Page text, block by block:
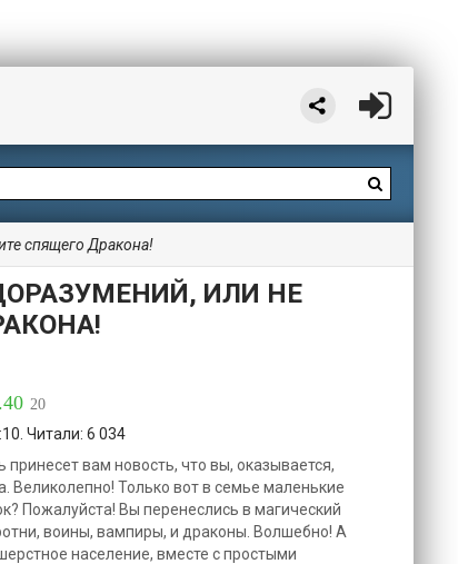
спящего Дракона!
ИЛИ НЕ
20
Читали: 6 034
вам новость, что вы, оказывается,
Великолепно! Только вот в семье маленькие
Пожалуйста! Вы перенеслись в магический
воины, вампиры, и драконы. Волшебно! А
население, вместе с простыми